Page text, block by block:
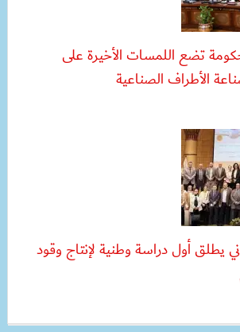
تضع اللمسات الأخيرة على
الأطراف الصناعية
يطلق أول دراسة وطنية لإنتاج وقود